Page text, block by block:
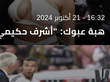
16:32 - 21 أكتوبر 2024
هبة عبوك: "أشرف حكيمي